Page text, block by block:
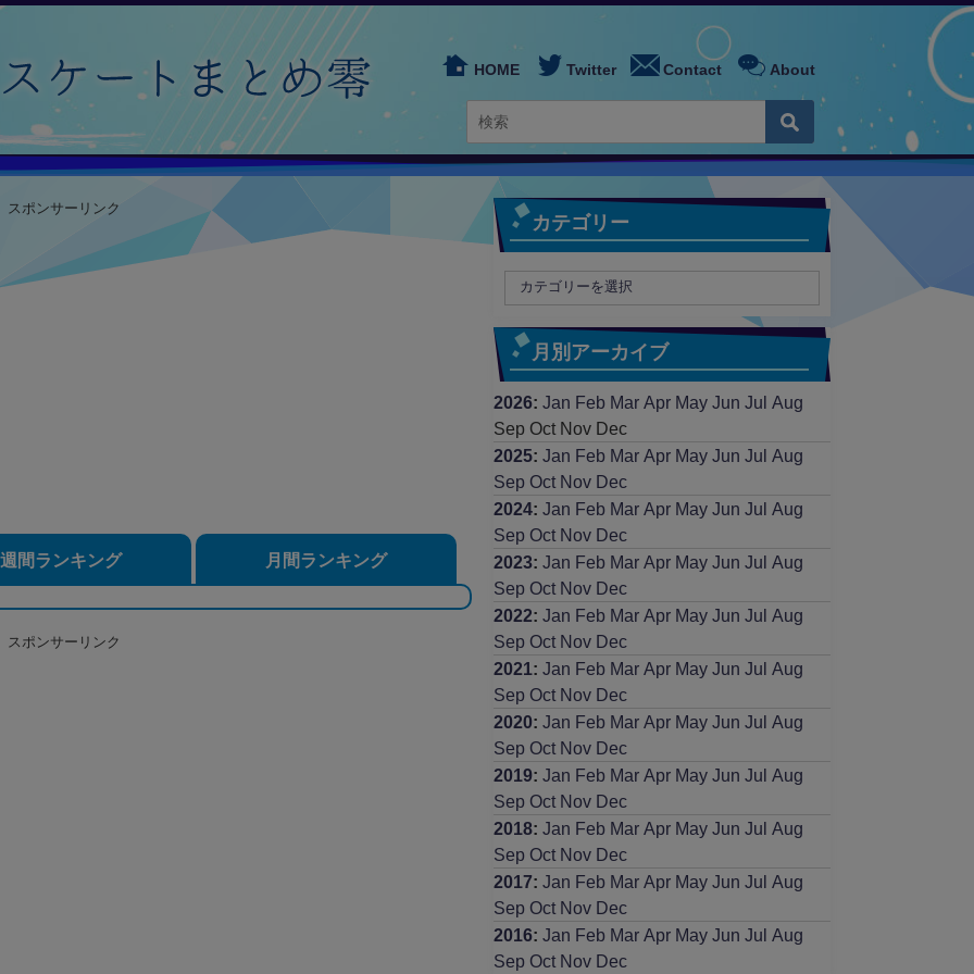
HOME Twitter Contact About
スポンサーリンク
週間ランキング 月間ランキング
スポンサーリンク
カテゴリー
月別アーカイブ
2026: Jan Feb Mar Apr May Jun Jul
Aug
Sep Oct Nov Dec
2025: Jan Feb Mar Apr May Jun Jul
Aug
Sep Oct Nov Dec
2024: Jan Feb Mar Apr May Jun Jul
Aug
Sep Oct Nov Dec
2023: Jan Feb Mar Apr May Jun Jul
Aug
Sep Oct Nov Dec
2022: Jan Feb Mar Apr May Jun Jul
Aug
Sep Oct Nov Dec
2021 : Jan Feb Mar Apr May Jun Jul
Aug
Sep Oct Nov Dec
2020: Jan Feb Mar Apr May Jun Jul
Aug
Sep Oct Nov Dec
2019: Jan Feb Mar Apr May Jun Jul
Aug
Sep Oct Nov Dec
2018: Jan Feb Mar Apr May Jun Jul
Aug
Sep Oct Nov Dec
2017: Jan Feb Mar Apr May Jun Jul
Aug
Sep Oct Nov Dec
2016: Jan Feb Mar Apr May Jun Jul
Aug
Sep Oct Nov Dec